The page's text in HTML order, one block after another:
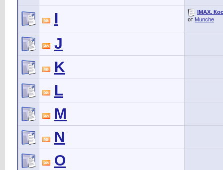
I
IMAX.
от Munche
J
K
L
M
N
O